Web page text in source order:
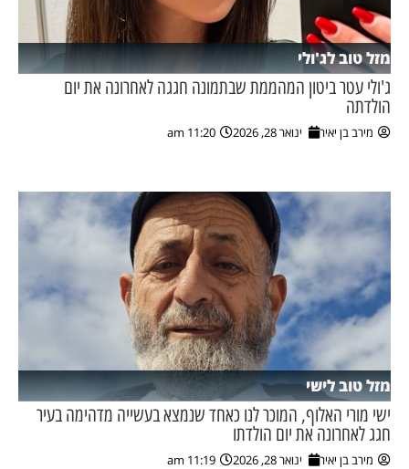
מזל טוב לג'ולי
ג'ולי עטר ביטון המהממת שבתמונה חגגה לאחרונה את יום
הולדתה
מירב בן יאיר ינואר 28, 2026 11:20 am
מזל טוב לישי
ישי מורי האלוף, המוכר לנו כאחד שנמצא בעשייה מדהימה בעיר
חגג לאחרונה את יום הולדתו
מירב בן יאיר ינואר 28, 2026 11:19 am